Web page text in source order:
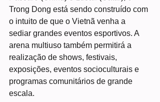
Trong Dong está sendo construído com
o intuito de que o Vietnã venha a
sediar grandes eventos esportivos. A
arena multiuso também permitirá a
realização de shows, festivais,
exposições, eventos socioculturais e
programas comunitários de grande
escala.